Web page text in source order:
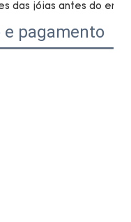
das jóias antes do
e pagamento